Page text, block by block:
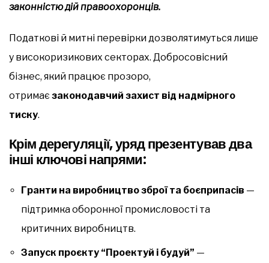
законністю дій правоохоронців.
Податкові й митні перевірки дозволятимуться лише
у високоризикових секторах. Добросовісний
бізнес, який працює прозоро,
отримає законодавчий захист від надмірного
тиску.
Крім дерегуляції, уряд презентував два
інші ключові напрями:
Гранти на виробництво зброї та боєприпасів —
підтримка оборонної промисловості та
критичних виробництв.
Запуск проєкту “Проектуй і будуй” —